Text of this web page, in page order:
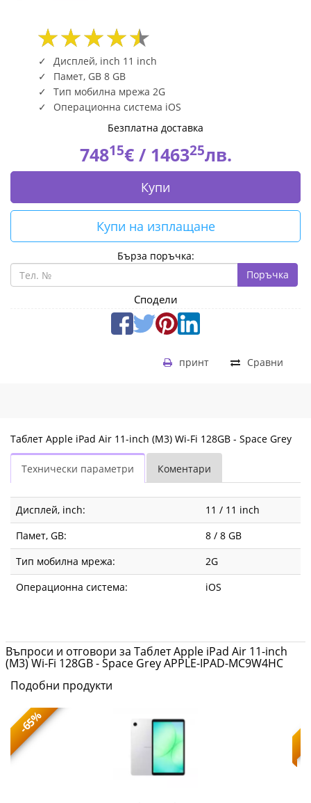
IPAD-
MC9W4HC
|
Fly.bg
Дисплей, inch 11 inch
Памет, GB 8 GB
Тип мобилна мрежа 2G
Операционна система iOS
Безплатна доставка
74815€ / 146325лв.
Купи
Купи на изплащане
Бърза поръчка:
Поръчка
Сподели
Сравни
принт
Таблет Apple iPad Air 11-inch (M3) Wi-Fi 128GB - Space Grey
Технически параметри Коментари
Дисплей, inch:
11 / 11 inch
Памет, GB:
8 / 8 GB
Тип мобилна мрежа:
2G
Операционна система:
iOS
Въпроси и отговори за Таблет Apple iPad Air 11-inch
(M3) Wi-Fi 128GB - Space Grey APPLE-IPAD-MC9W4HC
Подобни продукти
-65%